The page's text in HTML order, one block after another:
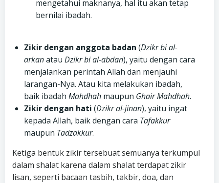
mengetahui maknanya, hal itu akan tetap
bernilai ibadah.
Zikir dengan anggota badan (Dzikr bi al-
arkanatau Dzikr bi al-abdan), yaitu dengan cara
menjalankan perintah Allah dan menjauhi
larangan-Nya. Atau kita melakukan ibadah,
baik ibadah Mahdhah maupun Ghair Mahdhah.
Zikir dengan hati (Dzikr al-jinan), yaitu ingat
kepada Allah, baik dengan cara Tafakkur
maupun Tadzakkur.
Ketiga bentuk zikir tersebuat semuanya terkumpul
dalam shalat karena dalam shalat terdapat zikir
lisan, seperti bacaan tasbih, takbir, doa, dan